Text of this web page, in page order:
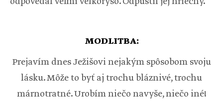
MODLITBA:
Prejavím dnes Ježišovi nejakým spôsobom svoju
lásku. Môže to byť aj trochu bláznivé, trochu
márnotratné. Urobím niečo navyše, niečo iné!